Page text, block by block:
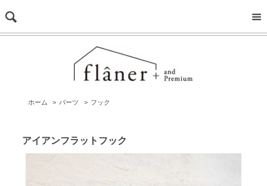
ホーム > パーツ > フック
アイアンフラットフック